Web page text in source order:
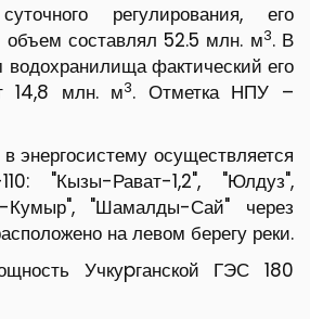
регулирования, его
объем составлял 52.5 млн. м3. В
водохранилища фактический его
14,8 млн. м3. Отметка НПУ –
энергосистему осуществляется
"Кызы-Рават-1,2", "Юлдуз",
Кумыр", "Шамалды-Сай" через
на левом берегу реки.
Учкуpганской ГЭС 180